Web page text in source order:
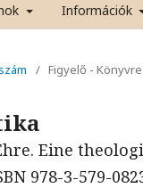
Információk
/ Figyelő -
Eine
978-3-579-